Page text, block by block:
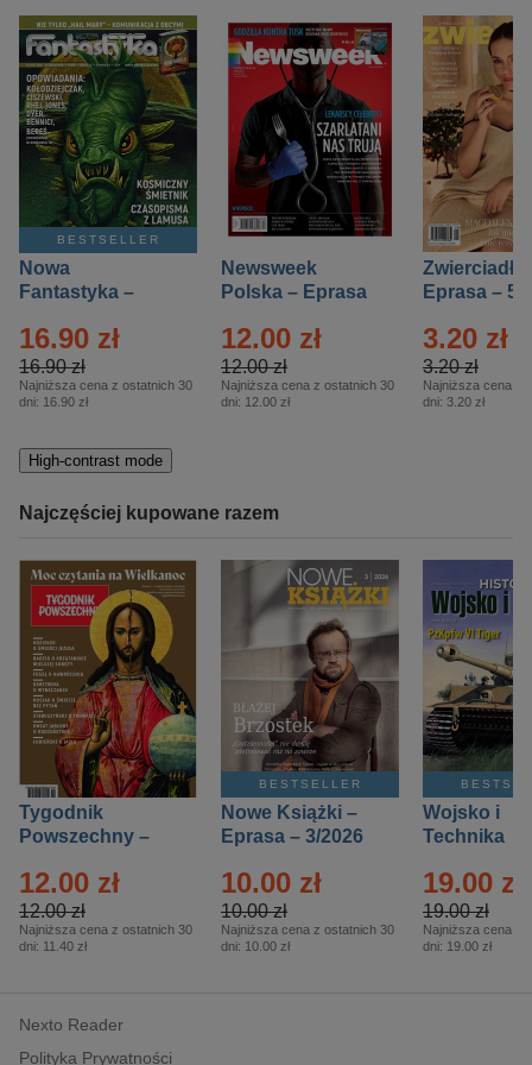
BESTSELLER
Nowa
Fantastyka –
16.90 zł
16.90 zł
Najniższa cena z ostatnich 30
dni: 16.90 zł
Newsweek
Polska – Eprasa
12.00 zł
12.00 zł
Najniższa cena z ostatnich 30
dni: 12.00 zł
Zwierciadło
Eprasa – 5/
3.20 zł
3.20 zł
Najniższa cena z
dni: 3.20 zł
High-contrast mode
Najczęściej kupowane razem
Tygodnik
Powszechny –
12.00 zł
12.00 zł
Najniższa cena z ostatnich 30
dni: 11.40 zł
BESTSELLER
Nowe Książki –
Eprasa – 3/2026
10.00 zł
10.00 zł
Najniższa cena z ostatnich 30
dni: 10.00 zł
Wojsko i
Technika
– 2/2026
19.00 zł
19.00 zł
Najniższa cena z
dni: 19.00 zł
Nexto Reader
Polityka Prywatności